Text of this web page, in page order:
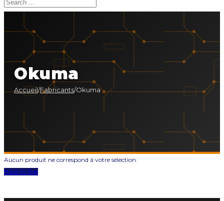
Okuma
Accueil/Fabricants/Okuma
Aucun produit ne correspond à votre sélection.
Back to Top